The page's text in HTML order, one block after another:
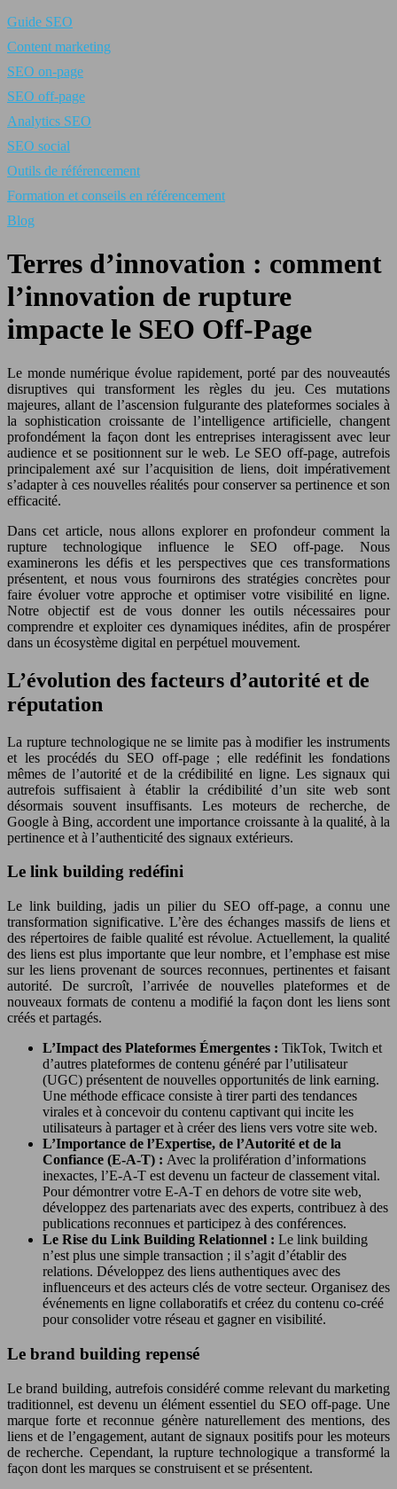
Guide SEO
Content marketing
SEO on-page
SEO off-page
Analytics SEO
SEO social
Outils de référencement
Formation et conseils en référencement
Blog
Terres d’innovation : comment
l’innovation de rupture
impacte le SEO Off-Page
Le monde numérique évolue rapidement, porté par des nouveautés
disruptives qui transforment les règles du jeu. Ces mutations
majeures, allant de l’ascension fulgurante des plateformes sociales à
la sophistication croissante de l’intelligence artificielle, changent
profondément la façon dont les entreprises interagissent avec leur
audience et se positionnent sur le web. Le SEO off-page, autrefois
principalement axé sur l’acquisition de liens, doit impérativement
s’adapter à ces nouvelles réalités pour conserver sa pertinence et son
efficacité.
Dans cet article, nous allons explorer en profondeur comment la
rupture technologique influence le SEO off-page. Nous
examinerons les défis et les perspectives que ces transformations
présentent, et nous vous fournirons des stratégies concrètes pour
faire évoluer votre approche et optimiser votre visibilité en ligne.
Notre objectif est de vous donner les outils nécessaires pour
comprendre et exploiter ces dynamiques inédites, afin de prospérer
dans un écosystème digital en perpétuel mouvement.
L’évolution des facteurs d’autorité et de
réputation
La rupture technologique ne se limite pas à modifier les instruments
et les procédés du SEO off-page ; elle redéfinit les fondations
mêmes de l’autorité et de la crédibilité en ligne. Les signaux qui
autrefois suffisaient à établir la crédibilité d’un site web sont
désormais souvent insuffisants. Les moteurs de recherche, de
Google à Bing, accordent une importance croissante à la qualité, à la
pertinence et à l’authenticité des signaux extérieurs.
Le link building redéfini
Le link building, jadis un pilier du SEO off-page, a connu une
transformation significative. L’ère des échanges massifs de liens et
des répertoires de faible qualité est révolue. Actuellement, la qualité
des liens est plus importante que leur nombre, et l’emphase est mise
sur les liens provenant de sources reconnues, pertinentes et faisant
autorité. De surcroît, l’arrivée de nouvelles plateformes et de
nouveaux formats de contenu a modifié la façon dont les liens sont
créés et partagés.
L’Impact des Plateformes Émergentes : TikTok, Twitch et
d’autres plateformes de contenu généré par l’utilisateur
(UGC) présentent de nouvelles opportunités de link earning.
Une méthode efficace consiste à tirer parti des tendances
virales et à concevoir du contenu captivant qui incite les
utilisateurs à partager et à créer des liens vers votre site web.
L’Importance de l’Expertise, de l’Autorité et de la
Confiance (E-A-T) : Avec la prolifération d’informations
inexactes, l’E-A-T est devenu un facteur de classement vital.
Pour démontrer votre E-A-T en dehors de votre site web,
développez des partenariats avec des experts, contribuez à des
publications reconnues et participez à des conférences.
Le Rise du Link Building Relationnel : Le link building
n’est plus une simple transaction ; il s’agit d’établir des
relations. Développez des liens authentiques avec des
influenceurs et des acteurs clés de votre secteur. Organisez des
événements en ligne collaboratifs et créez du contenu co-créé
pour consolider votre réseau et gagner en visibilité.
Le brand building repensé
Le brand building, autrefois considéré comme relevant du marketing
traditionnel, est devenu un élément essentiel du SEO off-page. Une
marque forte et reconnue génère naturellement des mentions, des
liens et de l’engagement, autant de signaux positifs pour les moteurs
de recherche. Cependant, la rupture technologique a transformé la
façon dont les marques se construisent et se présentent.